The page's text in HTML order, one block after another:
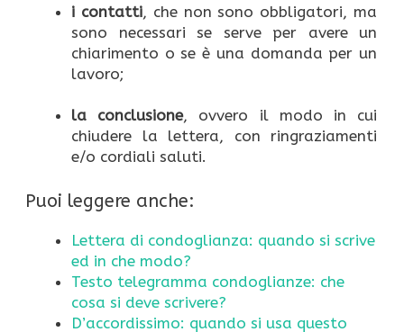
i contatti, che non sono obbligatori, ma
sono necessari se serve per avere un
chiarimento o se è una domanda per un
lavoro;
la conclusione, ovvero il modo in cui
chiudere la lettera, con ringraziamenti
e/o cordiali saluti.
Puoi leggere anche:
Lettera di condoglianza: quando si scrive
ed in che modo?
Testo telegramma condoglianze: che
cosa si deve scrivere?
D’accordissimo: quando si usa questo